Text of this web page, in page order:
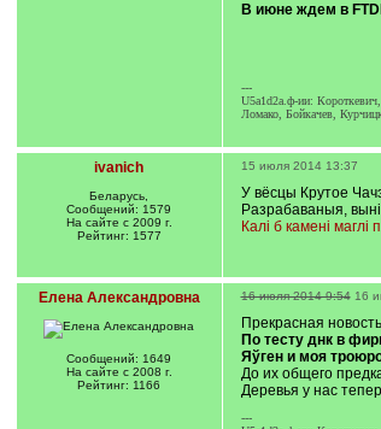
В июне ждем в
---
U5a1d2a.ф-ии:
Ломако, Бойкачев,
ivanich
Беларусь,
Сообщений: 1579
На сайте с 2009 г.
Рейтинг: 1577
15 июля 2014 13:37
У вёсцы Крутое
Разрабаваныя,
Калi б каменi маглi
Елена Александровна
Сообщений: 1649
На сайте с 2008 г.
Рейтинг: 1166
16 июля 2014 9:54 16
Прекрасная
По тесту днк в
Яўген и моя
До их общего
Деревья у нас
---